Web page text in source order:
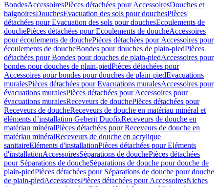
BondesAccessoiresPièces détachées pour AccessoiresDouches et
baignoiresDouchesEvacuation des sols pour douchesPièces
détachées pour Evacuation des sols pour douchesEcoulements de
douchePièces détachées pour Ecoulements de doucheAccessoires
pour écoulements de douchePièces détachées pour Accessoires pour
écoulements de doucheBondes pour douches de plain-piedPièces
détachées pour Bondes pour douches de plain-piedAccessoires pour
bondes pour douches de plain-piedPièces détachées pour
Accessoires pour bondes pour douches de plain-piedEvacuations
muralesPièces détachées pour Evacuations muralesAccessoires pour
évacuations muralesPièces détachées pour Accessoires pour
évacuations muralesReceveurs de douchePièces détachées pour
Receveurs de doucheReceveurs de douche en matériau minéral et
éléments d’installation Geberit DuofixReceveurs de douche en
matériau minéralPièces détachées pour Receveurs de douche en
matériau minéralReceveurs de douche en acrylique
sanitaireEléments d'installationPièces détachées pour Eléments
d'installationAccessoiresSéparations de douchePièces détachées
pour Séparations de doucheSéparations de douche pour douche de
plain-piedPièces détachées pour Séparations de douche pour douche
de plain-piedAccessoiresPièces détachées pour AccessoiresNiches